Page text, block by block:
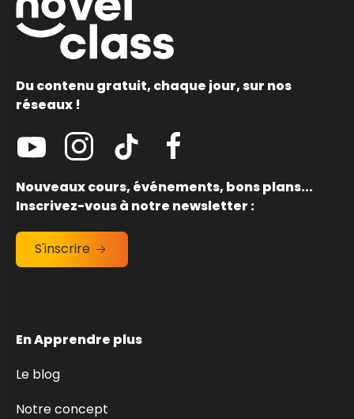
Du contenu gratuit, chaque jour, sur nos
réseaux !
Nouveaux cours, événements, bons plans...
Inscrivez-vous à notre newsletter :
S'inscrire
En Apprendre plus
Le blog
Notre concept